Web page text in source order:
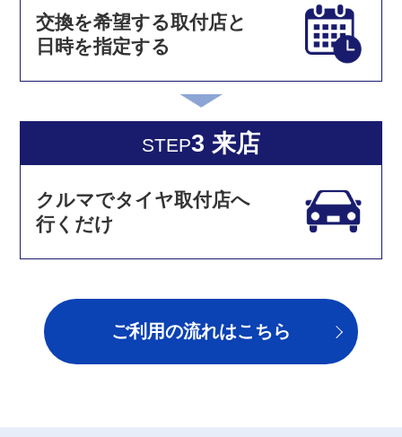
交換を希望する取付店と
日時を指定する
STEP3 来店
クルマでタイヤ取付店へ
行くだけ
ご利用の流れはこちら